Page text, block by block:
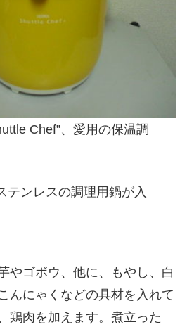
Chef”、愛用の保温調
テンレスの調理用鍋が入
やゴボウ、他に、もやし、白
んにゃくなどの具材を入れて
鶏肉を加えます。煮立った